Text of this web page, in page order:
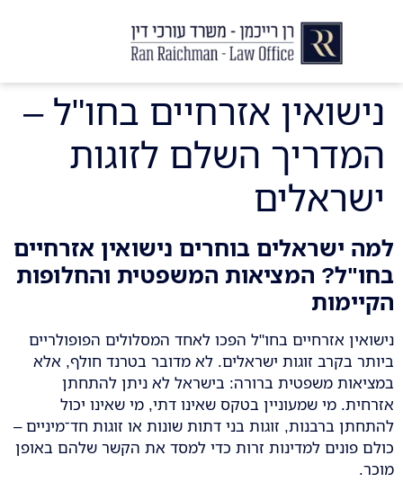
נישואין אזרחיים בחו"ל –
המדריך השלם לזוגות
ישראלים
למה ישראלים בוחרים נישואין אזרחיים
בחו"ל? המציאות המשפטית והחלופות
הקיימות
נישואין אזרחיים בחו"ל הפכו לאחד המסלולים הפופולריים
ביותר בקרב זוגות ישראלים. לא מדובר בטרנד חולף, אלא
במציאות משפטית ברורה: בישראל לא ניתן להתחתן
אזרחית. מי שמעוניין בטקס שאינו דתי, מי שאינו יכול
להתחתן ברבנות, זוגות בני דתות שונות או זוגות חד־מיניים –
כולם פונים למדינות זרות כדי למסד את הקשר שלהם באופן
מוכר.